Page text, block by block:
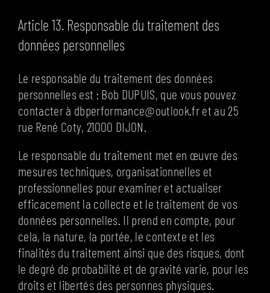
Article 13. Responsable du traitement des
données personnelles
Le responsable du traitement des données
personnelles est : Bob DUPUIS, que vous pouvez
contacter à dbperformance@outlook.fr et au 25
rue René Coty, 21000 DIJON.
Le responsable du traitement met en œuvre des
mesures techniques, organisationnelles et
professionnelles pour examiner et actualiser
efficacement la collecte et le traitement de vos
données personnelles. Il prend en compte, pour
cela, la nature, la portée, le contexte et les
finalités du traitement ainsi que des risques, dont
le degré de probabilité et de gravité varie, pour les
droits et libertés des personnes physiques.